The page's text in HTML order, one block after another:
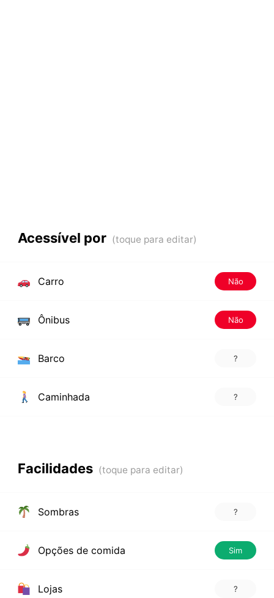
Acessível por
Carro Não
Ônibus Não
Barco ?
Caminhada ?
Facilidades
Sombras ?
Opções de comida Sim
Lojas ?